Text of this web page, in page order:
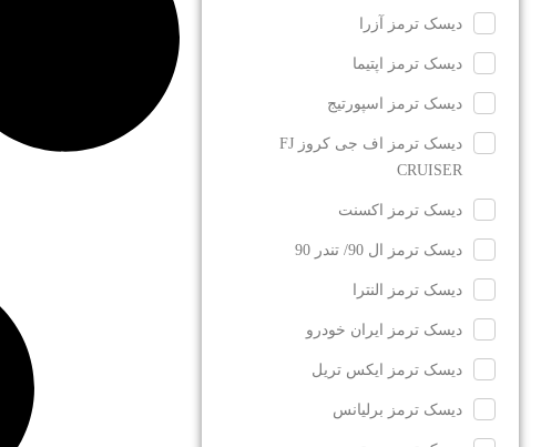
دیسک ترمز آزرا
دیسک ترمز اپتیما
دیسک ترمز اسپورتیج
دیسک ترمز اف جی کروز FJ
CRUISER
دیسک ترمز اکسنت
دیسک ترمز ال 90/ تندر 90
دیسک ترمز النترا
دیسک ترمز ایران خودرو
دیسک ترمز ایکس تریل
دیسک ترمز برلیانس